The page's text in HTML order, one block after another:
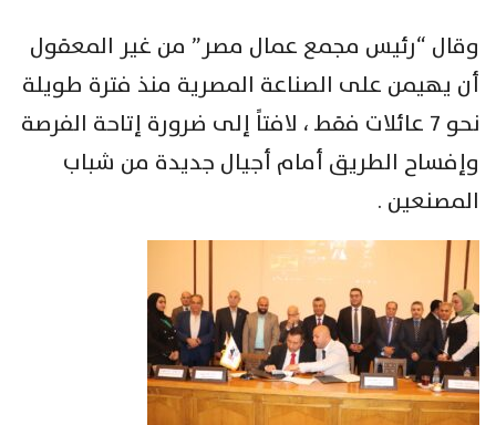
وقال “رئيس مجمع عمال مصر” من غير المعقول
أن يهيمن على الصناعة المصرية منذ فترة طويلة
نحو ٧ عائلات فقط ، لافتاً إلى ضرورة إتاحة الفرصة
وإفساح الطريق أمام أجيال جديدة من شباب
المصنعين .